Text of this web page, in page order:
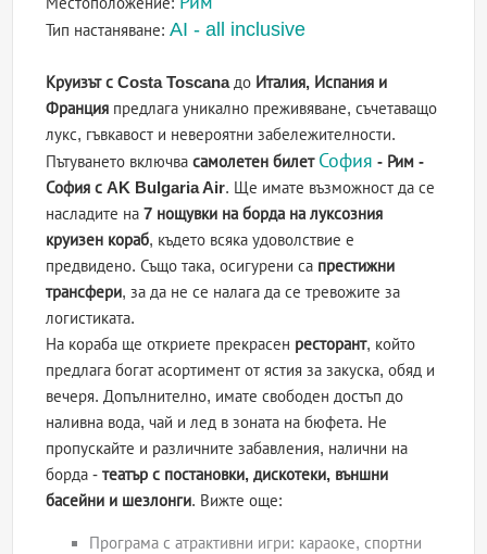
Тип настаняване:AI - all inclusive
Круизът с Costa Toscanaдо Италия, Испания и
Франция предлага уникално преживяване, съчетаващо
лукс, гъвкавост и невероятни забележителности.
Пътуването включвасамолетен билет София - Рим -
София с AK Bulgaria Air. Ще имате възможност да се
насладите на7 нощувки на борда на луксозния
круизен кораб, където всяка удоволствие е
предвидено. Също така, осигурени са престижни
трансфери, за да не се налага да се тревожите за
логистиката.
На кораба ще откриете прекрасен ресторант, който
предлага богат асортимент от ястия за закуска, обяд и
вечеря. Допълнително, имате свободен достъп до
наливна вода, чай и лед в зоната на бюфета. Не
пропускайте и различните забавления, налични на
борда -театър с постановки, дискотеки, външни
басейни и шезлонги. Вижте още:
Програма с атрактивни игри: караоке, спортни